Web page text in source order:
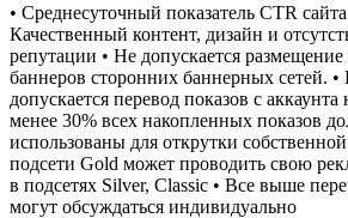
• Среднесуточный показатель CTR
Качественный контент, дизайн и
репутации • Не допускается
баннеров сторонних баннерных сетей.
допускается перевод показов с
менее 30% всех накопленных показов
использованы для открутки
подсети Gold может проводить свою
в подсетях Silver, Classic • Все выше
могут обсуждаться индивидуально